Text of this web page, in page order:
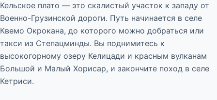
Кельское плато — это скалистый участок к западу от
Военно-Грузинской дороги. Путь начинается в селе
Квемо Окрокана, до которого можно добраться или
такси из Степацминды. Вы поднимитесь к
высокогорному озеру Келицади и красным вулканам
Большой и Малый Хорисар, и закончите поход в селе
Кетриси.